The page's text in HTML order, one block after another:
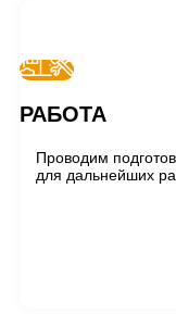
РАБОТА
Проводим
для дальнейших